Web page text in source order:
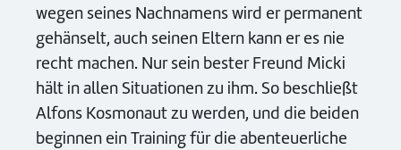
wegen seines Nachnamens wird er permanent
gehänselt, auch seinen Eltern kann er es nie
recht machen. Nur sein bester Freund Micki
hält in allen Situationen zu ihm. So beschließt
Alfons Kosmonaut zu werden, und die beiden
beginnen ein Training für die abenteuerliche